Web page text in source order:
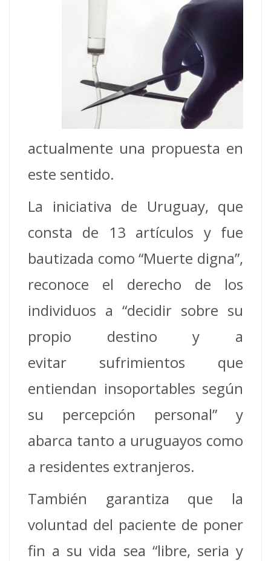
actualmente una propuesta en
este sentido.
La iniciativa de Uruguay, que
consta de 13 artículos y fue
bautizada como “Muerte digna”,
reconoce el derecho de los
individuos a “decidir sobre su
propio destino y a
evitar sufrimientos que
entiendan insoportables según
su percepción personal” y
abarca tanto a uruguayos como
a residentes extranjeros.
También garantiza que la
voluntad del paciente de poner
fin a su vida sea “libre, seria y